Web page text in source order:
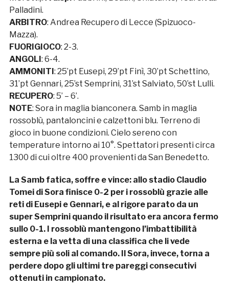
Palladini.
ARBITRO: Andrea Recupero di Lecce (Spizuoco-
Mazza).
FUORIGIOCO: 2-3.
ANGOLI : 6-4.
AMMONITI : 25’pt Eusepi, 29’pt Finì, 30’pt Schettino,
31’pt Gennari, 25’st Semprini, 31’st Salviato, 50’st Lulli.
RECUPERO: 5’ – 6’.
NOTE: Sora in maglia bianconera. Samb in maglia
rossoblù, pantaloncini e calzettoni blu. Terreno di
gioco in buone condizioni. Cielo sereno con
temperature intorno ai 10°. Spettatori presenti circa
1300 di cui oltre 400 provenienti da San Benedetto.
La Samb fatica, soffre e vince: allo stadio Claudio
Tomei di Sora finisce 0-2 per i rossoblù grazie alle
reti di Eusepi e Gennari, e al rigore parato da un
super Semprini quando il risultato era ancora fermo
sullo 0-1. I rossoblù mantengono l’imbattibilità
esterna e la vetta di una classifica che li vede
sempre più soli al comando. Il Sora, invece, torna a
perdere dopo gli ultimi tre pareggi consecutivi
ottenuti in campionato.